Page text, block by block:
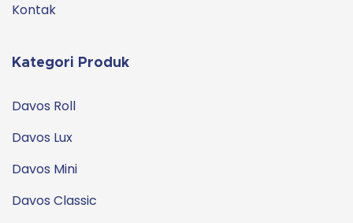
Kontak
Kategori Produk
Davos Roll
Davos Lux
Davos Mini
Davos Classic